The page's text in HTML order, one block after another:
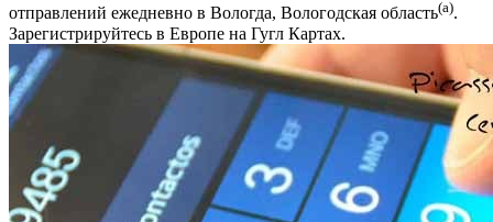
отправлений ежедневно в Вологда, Вологодская область(a).
Зарегистрируйтесь в Европе на Гугл Картах.